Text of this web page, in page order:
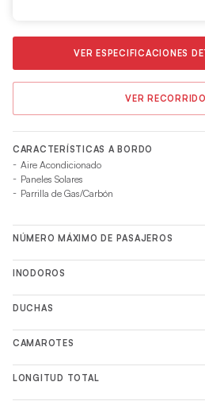
VER ESPECIFICACIONES
VER
CARACTERÍSTICAS A BORDO
Aire Acondicionado
Paneles Solares
Parrilla de Gas/Carbón
NÚMERO MÁXIMO DE PASAJEROS
INODOROS
DUCHAS
CAMAROTES
LONGITUD TOTAL